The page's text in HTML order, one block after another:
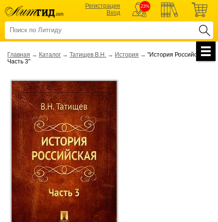
Регистрация
Вход
23%
Главная → Каталог → Татищев В.Н. → История → "История Российская.
Часть 3"